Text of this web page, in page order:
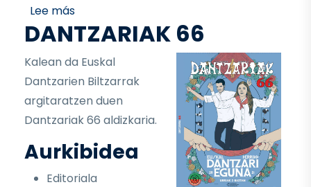
Lee mássobre Dantzariak 67
DANTZARIAK 66
Kalean da Euskal
Dantzarien Biltzarrak
argitaratzen duen
Dantzariak 66 aldizkaria.
Aurkibidea
Editoriala